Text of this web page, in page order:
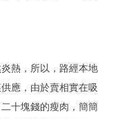
熱，所以，路經本地
應，由於賣相實在吸
十塊錢的瘦肉，簡簡